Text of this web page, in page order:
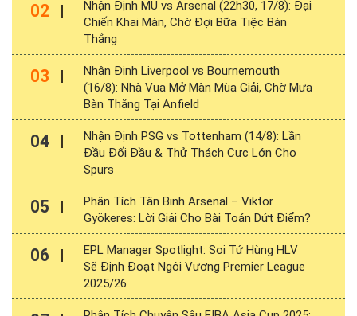
02
Nhận Định MU vs Arsenal (22h30, 17/8): Đại
Chiến Khai Màn, Chờ Đợi Bữa Tiệc Bàn
Thắng
03
Nhận Định Liverpool vs Bournemouth
(16/8): Nhà Vua Mở Màn Mùa Giải, Chờ Mưa
Bàn Thắng Tại Anfield
04
Nhận Định PSG vs Tottenham (14/8): Lần
Đầu Đối Đầu & Thử Thách Cực Lớn Cho
Spurs
05
Phân Tích Tân Binh Arsenal – Viktor
Gyökeres: Lời Giải Cho Bài Toán Dứt Điểm?
06
EPL Manager Spotlight: Soi Tứ Hùng HLV
Sẽ Định Đoạt Ngôi Vương Premier League
2025/26